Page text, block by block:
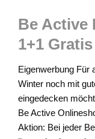
Be Active
1+1 Gratis
Eigenwerbung Für
Winter noch mit
eingedecken
Be Active
Aktion: Bei jeder